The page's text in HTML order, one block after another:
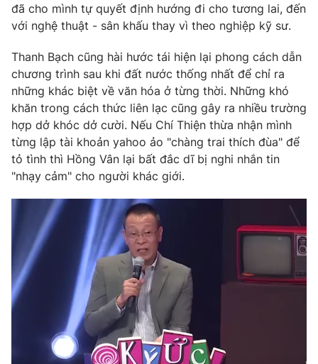
Phim VTV
Nhân vật
Khán giả
Giải sao mai
Giải trí
Điện ảnh
Âm nhạc
Sao
Đời sống
Du lịch
Làm đẹp
Chất lượng cuộc sống
Giáo dục
Tuyển sinh
Học trực tuyến
Công nghệ
Hitech Công nghệ tương lai
Sản phẩm
Thị trường
Tư vấn
Lịch phát sóng
Chuyên mục khác
Emagazine Podcast
Infographic
đã cho mình tự quyết định hướng đi cho tương lai, đến
với nghệ thuật - sân khấu thay vì theo nghiệp kỹ sư.
Thanh Bạch cũng hài hước tái hiện lại phong cách dẫn
chương trình sau khi đất nước thống nhất để chỉ ra
những khác biệt về văn hóa ở từng thời. Những khó
khăn trong cách thức liên lạc cũng gây ra nhiều trường
hợp dở khóc dở cười. Nếu Chí Thiện thừa nhận mình
từng lập tài khoản yahoo ảo "chàng trai thích đùa" để
tỏ tình thì Hồng Vân lại bất đắc dĩ bị nghi nhắn tin
"nhạy cảm" cho người khác giới.